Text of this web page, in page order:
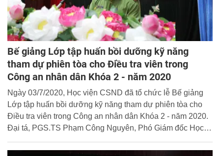
Bế giảng Lớp tập huấn bồi dưỡng kỹ năng
tham dự phiên tòa cho Điều tra viên trong
Công an nhân dân Khóa 2 - năm 2020
Ngày 03/7/2020, Học viện CSND đã tổ chức lễ Bế giảng
Lớp tập huấn bồi dưỡng kỹ năng tham dự phiên tòa cho
Điều tra viên trong Công an nhân dân Khóa 2 - năm 2020.
Đại tá, PGS.TS Phạm Công Nguyên, Phó Giám đốc Học